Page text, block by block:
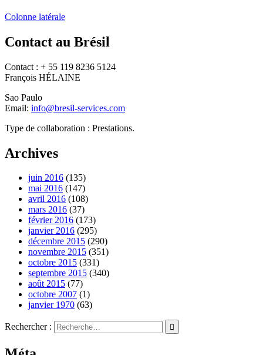
Colonne latérale
Contact au Brésil
Contact : + 55 119 8236 5124
François HÉLAINE
Sao Paulo
Email: info@bresil-services.com
Type de collaboration : Prestations.
Archives
juin 2016 (135)
mai 2016 (147)
avril 2016 (108)
mars 2016 (37)
février 2016 (173)
janvier 2016 (295)
décembre 2015 (290)
novembre 2015 (351)
octobre 2015 (331)
septembre 2015 (340)
août 2015 (77)
octobre 2007 (1)
janvier 1970 (63)
Rechercher :